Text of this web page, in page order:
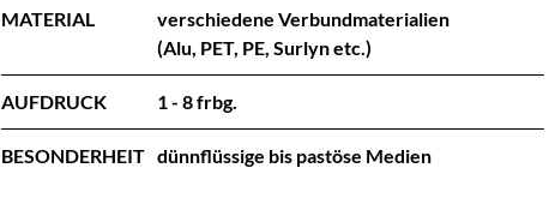
MATERIAL
verschiedene Verbundmaterialien
(Alu, PET, PE, Surlyn etc.)
AUFDRUCK 1 - 8 frbg.
BESONDERHEIT dünnflüssige bis pastöse Medien